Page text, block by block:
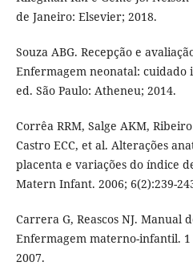
de Janeiro: Elsevier; 2018.
Souza ABG. Recepção e
Enfermagem neonatal: cuidado
ed. São Paulo: Atheneu; 2014.
Corrêa RRM, Salge AKM,
Castro ECC, et al. Alterações
placenta e variações do índice
Matern Infant. 2006; 6(2):239-
Carrera G, Reascos NJ. Manual
Enfermagem materno-infantil. 1
2007.